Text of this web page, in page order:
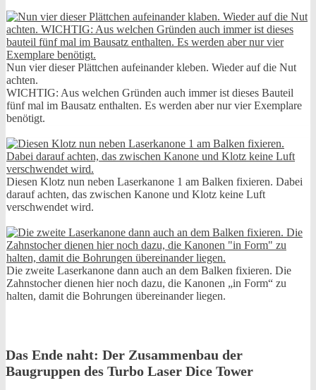
Nun vier dieser Plättchen aufeinander kleben. Wieder auf die Nut
achten.
WICHTIG: Aus welchen Gründen auch immer ist dieses Bauteil
fünf mal im Bausatz enthalten. Es werden aber nur vier Exemplare
benötigt.
Diesen Klotz nun neben Laserkanone 1 am Balken fixieren. Dabei
darauf achten, das zwischen Kanone und Klotz keine Luft
verschwendet wird.
Die zweite Laserkanone dann auch an dem Balken fixieren. Die
Zahnstocher dienen hier noch dazu, die Kanonen „in Form“ zu
halten, damit die Bohrungen übereinander liegen.
Das Ende naht: Der Zusammenbau der
Baugruppen des Turbo Laser Dice Tower